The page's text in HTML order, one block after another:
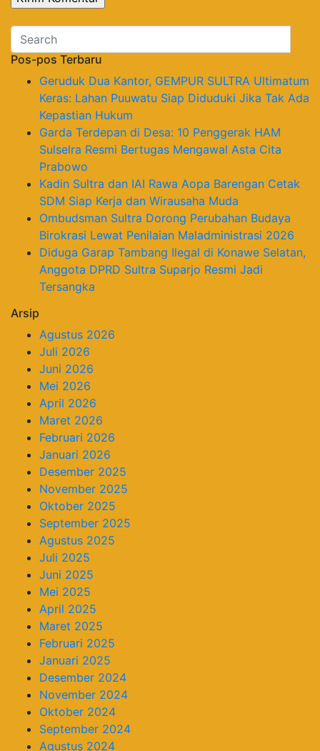
Pos-pos Terbaru
Geruduk Dua Kantor, GEMPUR SULTRA Ultimatum
Keras: Lahan Puuwatu Siap Diduduki Jika Tak Ada
Kepastian Hukum
Garda Terdepan di Desa: 10 Penggerak HAM
Sulselra Resmi Bertugas Mengawal Asta Cita
Prabowo
Kadin Sultra dan IAI Rawa Aopa Barengan Cetak
SDM Siap Kerja dan Wirausaha Muda
Ombudsman Sultra Dorong Perubahan Budaya
Birokrasi Lewat Penilaian Maladministrasi 2026
Diduga Garap Tambang Ilegal di Konawe Selatan,
Anggota DPRD Sultra Suparjo Resmi Jadi
Tersangka
Arsip
Agustus 2026
Juli 2026
Juni 2026
Mei 2026
April 2026
Maret 2026
Februari 2026
Januari 2026
Desember 2025
November 2025
Oktober 2025
September 2025
Agustus 2025
Juli 2025
Juni 2025
Mei 2025
April 2025
Maret 2025
Februari 2025
Januari 2025
Desember 2024
November 2024
Oktober 2024
September 2024
Agustus 2024